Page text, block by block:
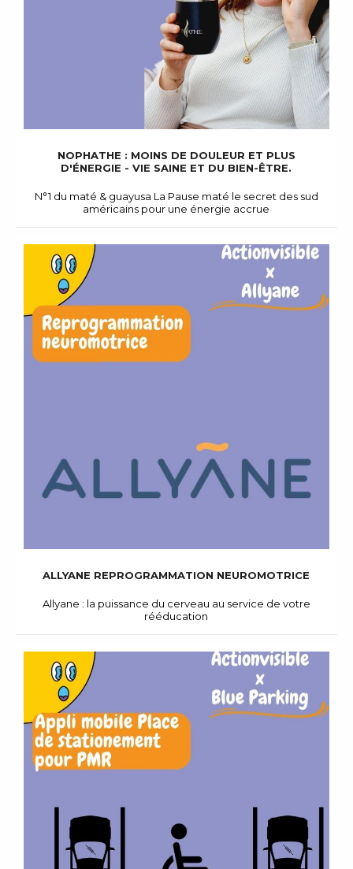
NOPHATHE : MOINS DE DOULEUR ET PLUS
D'ÉNERGIE - VIE SAINE ET DU BIEN-ÊTRE.
N°1 du maté & guayusa La Pause maté le secret des sud
américains pour une énergie accrue
ALLYANE REPROGRAMMATION NEUROMOTRICE
Allyane : la puissance du cerveau au service de votre
rééducation